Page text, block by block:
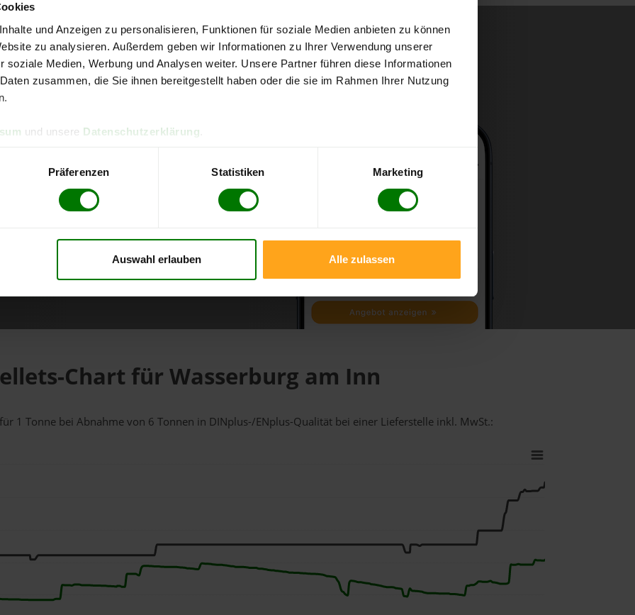
und Anzeigen zu personalisieren, Funktionen für soziale Medien anbieten zu können
zu analysieren. Außerdem geben wir Informationen zu Ihrer Verwendung unserer
soziale Medien, Werbung und Analysen weiter. Unsere Partner führen diese Informationen
zusammen, die Sie ihnen bereitgestellt haben oder die sie im Rahmen Ihrer Nutzung
und unsere Datenschutzerklärung
Präferenzen Statistiken Marketing
Auswahl erlauben Alle zulassen
kostenlose
direkt online bestellen
aktuellen Stand
Chart für Wasserburg am Inn
1 Tonne bei Abnahmevon 6 Tonnen in DINplus-/ENplus-Qualität bei einer Lieferstelle inkl. MwSt.: